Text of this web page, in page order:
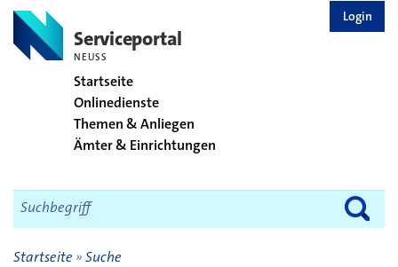
Serviceportal
NEUSS
Startseite
Onlinedienste
Themen & Anliegen
Ämter & Einrichtungen
Login
Startseite Suche